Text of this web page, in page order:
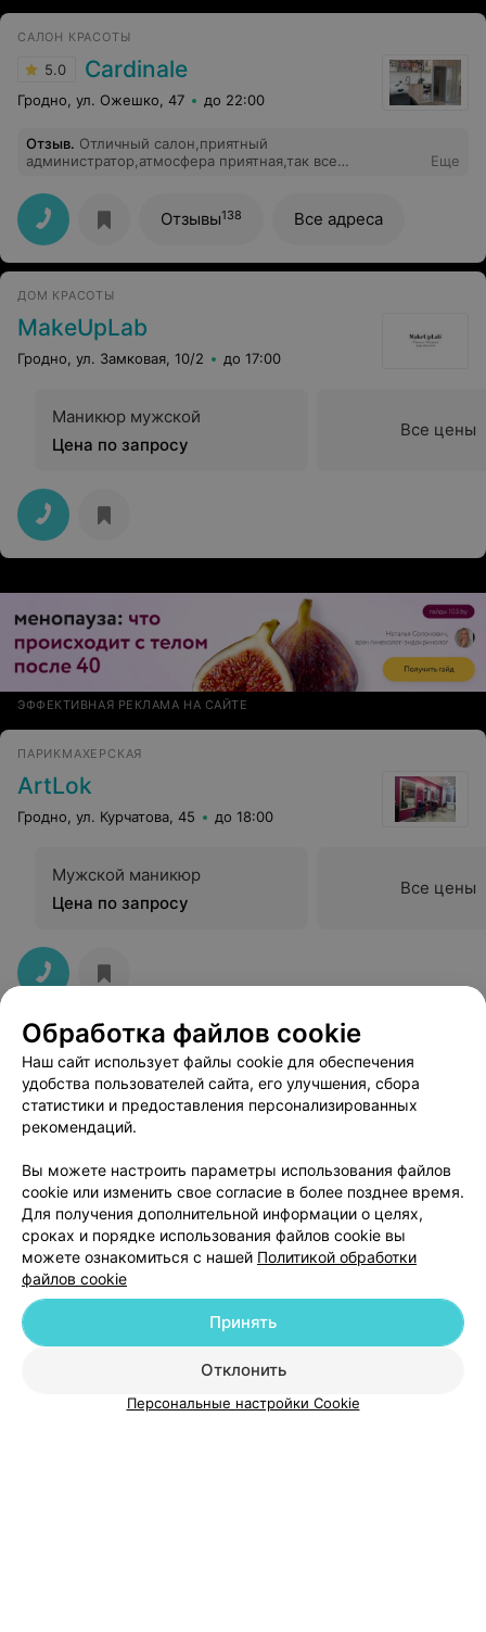
САЛОН КРАСОТЫ
5.0 Cardinale
Гродно, ул. Ожешко, 47 до 22:00
Отзыв. Отличный салон,приятный
администратор,атмосфера приятная,так все
котого была) замечательный. Рекомендосьен ❤️
Еще
Отзывы138 Все адреса
ДОМ КРАСОТЫ
MakeUpLab
Гродно, ул. Замковая, 10/2 до 17:00
Маникюр мужской
Цена по запросу
Все цены
ЭФФЕКТИВНАЯ РЕКЛАМА НА САЙТЕ
ПАРИКМАХЕРСКАЯ
ArtLok
Гродно, ул. Курчатова, 45 до 18:00
Мужской маникюр
Цена по запросу
Все цены
Персона
Гродно, ул. Советских Пограничников, 91
до 20:00
Добавить компанию
Добавить специалиста
Обработка файлов cookie
Наш сайт использует файлы cookie для обеспечения
удобства пользователей сайта, его улучшения, сбора
статистики и предоставления персонализированных
рекомендаций.
Вы можете настроить параметры использования файлов
cookie или изменить свое согласие в более позднее время.
Для получения дополнительной информации о целях,
сроках и порядке использования файлов cookie вы
можете ознакомиться с нашей Политикой обработки
файлов cookie
Отклонить
Принять
Персональные настройки Cookie